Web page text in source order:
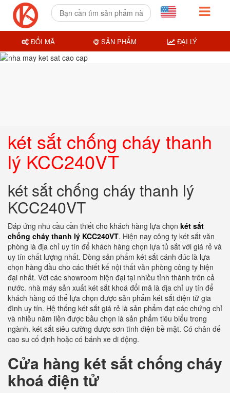
két sắt chống cháy thanh
lý KCC240VT
két sắt chống cháy thanh lý
KCC240VT
Đáp ứng nhu cầu cần thiết cho khách hàng lựa chọn két sắt
chống cháy thanh lý KCC240VT. Hiện nay công ty két sắt văn
phòng là địa chỉ uy tín để khách hàng chọn lựa tủ sắt với giá rẻ và
uy tín chất lượng nhất. Dòng sản phẩm két sắt cánh đúc là lựa
chọn hàng đầu cho các thiết kế nội thất văn phòng công ty hiện
đại nhất. Với các showroom hiện đại tại nhiều tỉnh thành trên cả
nước. nhà máy sản xuất két sắt khoá đổi mã là địa chỉ uy tín để
khách hàng có thể lựa chọn được sản phẩm két sắt điện tử gia
đình uy tín. Hệ thống két sắt giá rẻ là sản phẩm đạt các chứng chỉ
và nhiều năm liền được bầu chọn là sản phẩm tiêu biểu trong
ngành. két sắt siêu cường được sơn tĩnh điện bề mặt. Có chân đế
cao su cố định hoặc có bánh xe di động.
Cửa hàng két sắt chống cháy
khoá điện tử
ĐỔI MÃ SẢN PHẨM ĐẠI LÝ